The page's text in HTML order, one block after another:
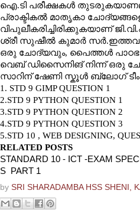
ഐ.ടി പരീക്ഷകള്‍
പ്രാക്ടികല്‍ മാതൃകാ
വിപുലീകരിച്ചിരിക്കുകയാണ്
ശ്രീ സുഷീല്‍ കുമാര്‍ സര്‍.ഇത്തവണ
ഒരു ചോദ്യവും, പൈത്തള്‍
വെബ് ഡിസൈനിങ് നിന്ന് ഒരു
സാറിന് ഷേണി സ്കൂള്‍ ബ്ലോഗ് ടീം
1. STD 9 GIMP QUESTION 1
2.STD 9 PYTHON QUESTION 1
3.STD 9 PYTHON QUESTION 2
4.STD 9 PYTHON QUESTION 3
5.STD 10 , WEB DESIGNING,
RELATED POSTS
STANDARD 10 - ICT -EXAM
S PART 1
by SRI SHARADAMBA HSS SHENI,